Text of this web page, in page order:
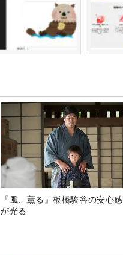
『風、薫る』板橋駿谷の安心感
が光る